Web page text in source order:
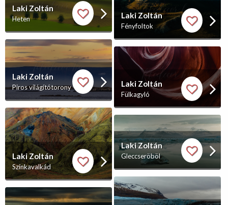
Laki Zoltán
Heten
Laki Zoltán
Piros világítótorony
Laki Zoltán
Színkavalkád
Laki Zoltán
Fényfoltok
Laki Zoltán
Fülkagyló
Laki Zoltán
Gleccseröböl